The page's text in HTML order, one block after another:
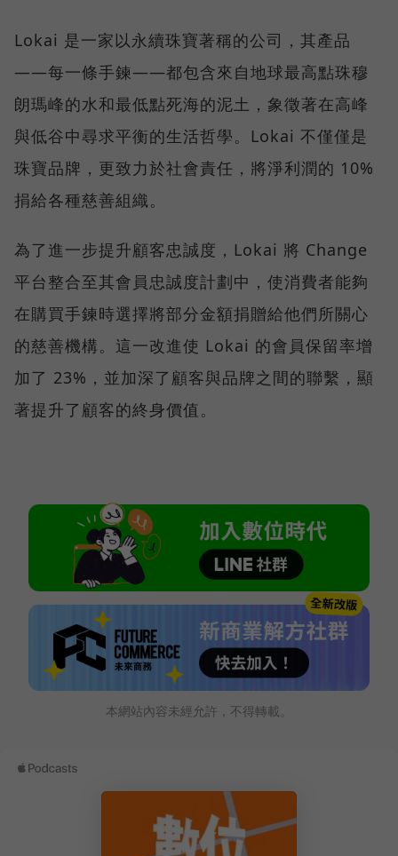
Lokai 是一家以永續珠寶著稱的公司，其產品
——每一條手鍊——都包含來自地球最高點珠穆
朗瑪峰的水和最低點死海的泥土，象徵著在高峰
與低谷中尋求平衡的生活哲學。Lokai 不僅僅是
珠寶品牌，更致力於社會責任，將淨利潤的 10%
捐給各種慈善組織。
為了進一步提升顧客忠誠度，Lokai 將 Change
平台整合至其會員忠誠度計劃中，使消費者能夠
在購買手鍊時選擇將部分金額捐贈給他們所關心
的慈善機構。這一改進使 Lokai 的會員保留率增
加了 23%，並加深了顧客與品牌之間的聯繫，顯
著提升了顧客的終身價值。
本網站內容未經允許，不得轉載。